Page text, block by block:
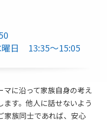
曜日 13:35～15:05
マに沿って家族自身の考え
す。他人に話せないよう
家族同士であれば、安心